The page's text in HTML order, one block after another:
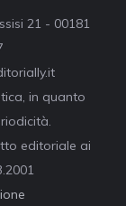
21 - 00181
in quanto
editoriale ai